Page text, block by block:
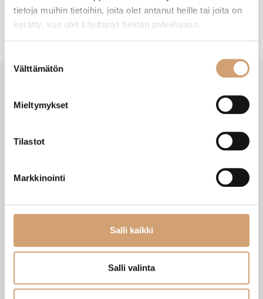
tietoja muihin tietoihin, joita olet antanut heille tai joita on
kerätty, kun olet käyttänyt heidän palvelujaan.
valinta
Välttämätön
Mieltymykset
Tilastot
Markkinointi
Salli kaikki
Salli valinta
Zassenhaus Gera sähköinen
pippurimylly 18cm